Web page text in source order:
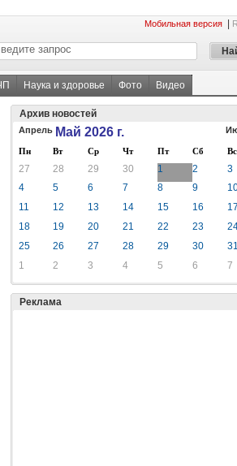
Мобильная версия
Наука и здоровье Фото Видео
Архив новостей
Апрель Май 2026 г.
Пн Вт Ср Чт Пт Сб Вс
27 28 29 30 1 2
3
4
5 6 7 8 9
11
12 13 14 15 16
17
18
19 20 21 22 23
25
26 27 28 29 30
31
1
2 3 4 5 6 7
Реклама